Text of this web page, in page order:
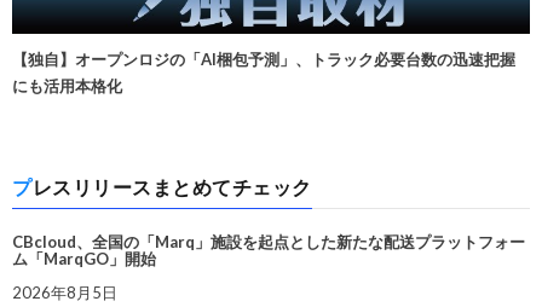
【独自】オープンロジの「AI梱包予測」、トラック必要台数の迅速把握
にも活用本格化
プレスリリースまとめてチェック
CBcloud、全国の「Marq」施設を起点とした新たな配送プラットフォー
ム「MarqGO」開始
2026年8月5日